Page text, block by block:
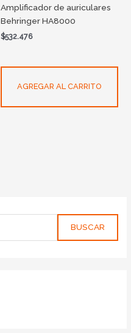
BUSCAR
Amplificador de auriculares
Behringer HA8000
$532.476
AGREGAR AL CARRITO